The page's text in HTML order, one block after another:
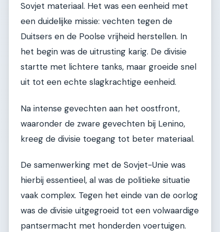
Sovjet materiaal. Het was een eenheid met
een duidelijke missie: vechten tegen de
Duitsers en de Poolse vrijheid herstellen. In
het begin was de uitrusting karig. De divisie
startte met lichtere tanks, maar groeide snel
uit tot een echte slagkrachtige eenheid.
Na intense gevechten aan het oostfront,
waaronder de zware gevechten bij Lenino,
kreeg de divisie toegang tot beter materiaal.
De samenwerking met de Sovjet-Unie was
hierbij essentieel, al was de politieke situatie
vaak complex. Tegen het einde van de oorlog
was de divisie uitgegroeid tot een volwaardige
pantsermacht met honderden voertuigen.